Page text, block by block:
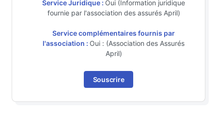
Service Juridique : Oui (Information juridique
fournie par l'association des assurés April)
Service complémentaires fournis par
l'association : Oui : (Association des Assurés
April)
Souscrire